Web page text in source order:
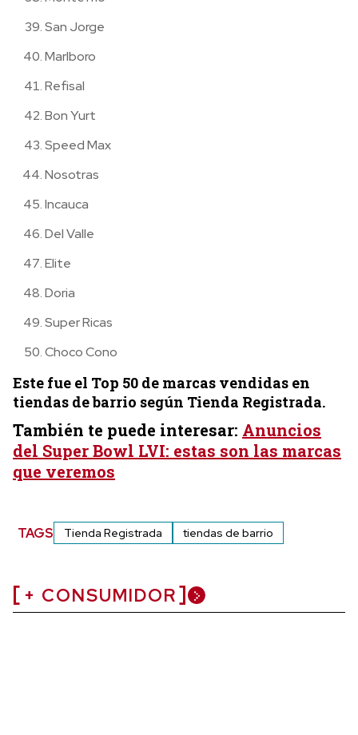
San Jorge
Marlboro
Refisal
Bon Yurt
Speed Max
Nosotras
Incauca
Del Valle
Elite
Doria
Super Ricas
Choco Cono
Este fue el Top 50 de marcas vendidas en
tiendas de barrio según Tienda Registrada.
También te puede interesar: Anuncios
del Super Bowl LVI: estas son las marcas
que veremos
TAGS Tienda Registrada tiendas de barrio
+ CONSUMIDOR